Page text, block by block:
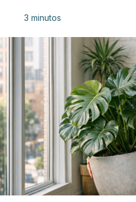
3 minutos